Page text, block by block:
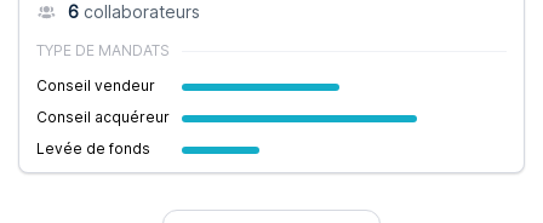
6 collaborateurs
TYPE DE MANDATS
Conseil vendeur
Conseil acquéreur
Levée de fonds